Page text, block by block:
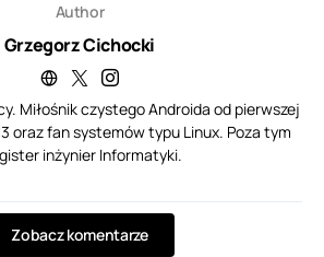
Author
Grzegorz Cichocki
Miłośnik czystego Androida od pierwszej
oraz fan systemów typu Linux. Poza tym
inżynier Informatyki.
Zobacz komentarze